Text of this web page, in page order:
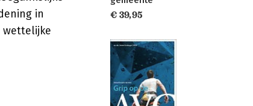
in
wettelijke
€ 39,95